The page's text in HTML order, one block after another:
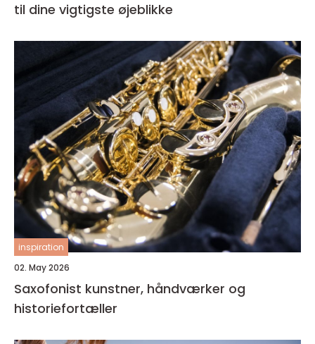
til dine vigtigste øjeblikke
inspiration
02. May 2026
Saxofonist kunstner, håndværker og
historiefortæller